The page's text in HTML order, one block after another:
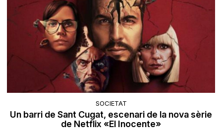
SOCIETAT
Un barri de Sant Cugat, escenari de la nova sèrie
de Netflix «El Inocente»